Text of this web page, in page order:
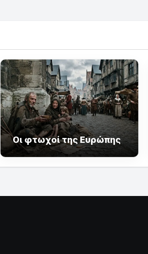
Οι φτωχοί της Ευρώπης